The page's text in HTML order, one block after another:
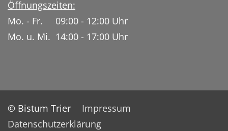
Öffnungszeiten:
Mo. - Fr. 09:00 - 12:00 Uhr
Mo. u. Mi. 14:00 - 17:00 Uhr
© Bistum Trier
Impressum
Datenschutzerklärung